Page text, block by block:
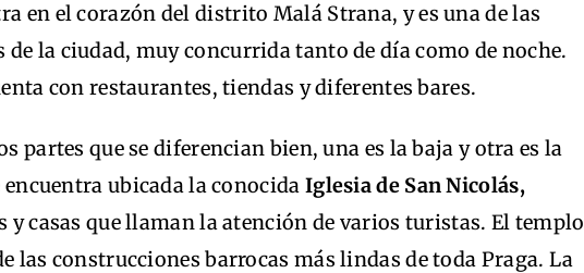
en el corazón del distrito Malá Strana, y es una de las
de la ciudad, muy concurrida tanto de día como de noche.
con restaurantes, tiendas y diferentes bares.
partes que se diferencian bien, una es la baja y otra es la
ubicada la conocida Iglesia de San Nicolás,
y casas que llaman la atención de varios turistas. El templo
las construcciones barrocas más lindas de toda Praga. La